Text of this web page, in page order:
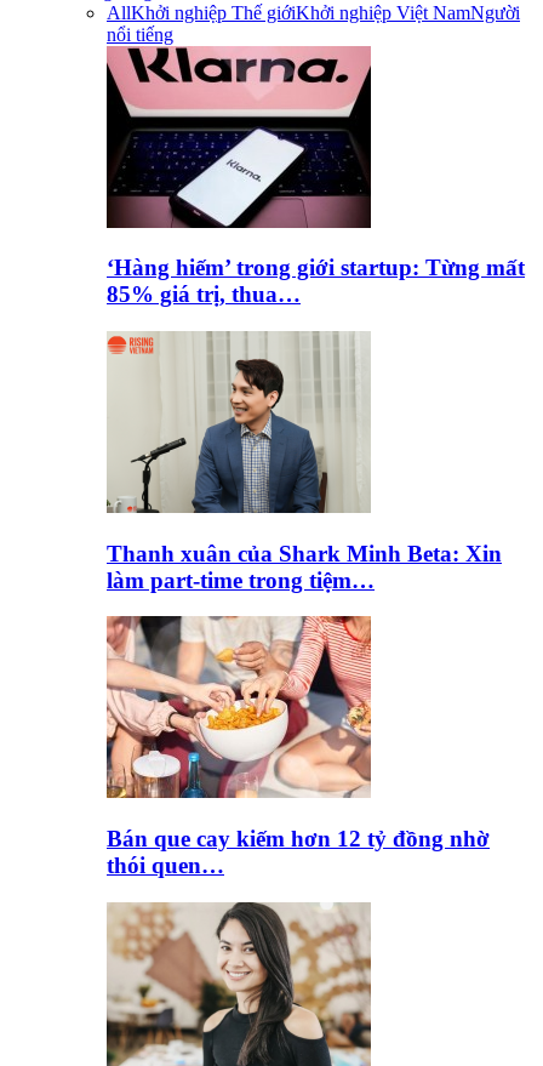
AllKhởi nghiệp Thế giớiKhởi nghiệp Việt NamNgười
nổi tiếng
‘Hàng hiếm’ trong giới startup: Từng mất
85% giá trị, thua…
Thanh xuân của Shark Minh Beta: Xin
làm part-time trong tiệm…
Bán que cay kiếm hơn 12 tỷ đồng nhờ
thói quen…